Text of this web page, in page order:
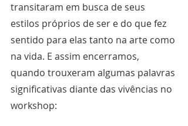
transitaram em busca de seus
estilos próprios de ser e do que fez
sentido para elas tanto na arte como
na vida. E assim encerramos,
quando trouxeram algumas palavras
significativas diante das vivências no
workshop: